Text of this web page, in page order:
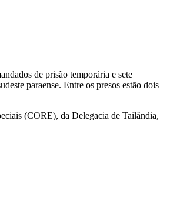
de prisão temporária e sete
paraense. Entre os presos estão dois
(CORE), da Delegacia de Tailândia,